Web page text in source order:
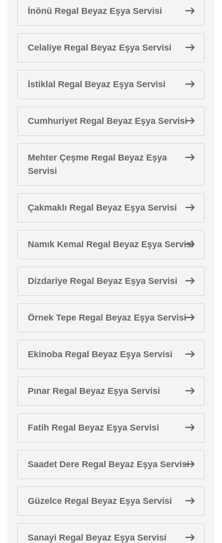
İnönü Regal Beyaz Eşya Servisi
Celaliye Regal Beyaz Eşya Servisi
İstiklal Regal Beyaz Eşya Servisi
Cumhuriyet Regal Beyaz Eşya Servisi
Mehter Çeşme Regal Beyaz Eşya
Servisi
Çakmaklı Regal Beyaz Eşya Servisi
Namık Kemal Regal Beyaz Eşya Servisi
Dizdariye Regal Beyaz Eşya Servisi
Örnek Tepe Regal Beyaz Eşya Servisi
Ekinoba Regal Beyaz Eşya Servisi
Pınar Regal Beyaz Eşya Servisi
Fatih Regal Beyaz Eşya Servisi
Saadet Dere Regal Beyaz Eşya Servisi
Güzelce Regal Beyaz Eşya Servisi
Sanayi Regal Beyaz Eşya Servisi